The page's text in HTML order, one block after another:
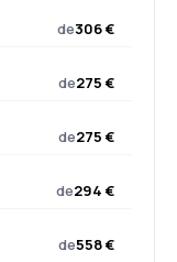
de306 €
de275 €
de275 €
de294 €
de558 €